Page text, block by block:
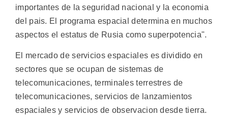
importantes de la seguridad nacional y la economia
del pais. El programa espacial determina en muchos
aspectos el estatus de Rusia como superpotencia".
El mercado de servicios espaciales es dividido en
sectores que se ocupan de sistemas de
telecomunicaciones, terminales terrestres de
telecomunicaciones, servicios de lanzamientos
espaciales y servicios de observacion desde tierra.